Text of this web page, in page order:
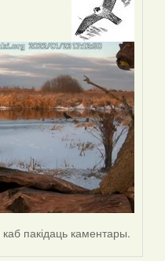
каб пакідаць каментары.